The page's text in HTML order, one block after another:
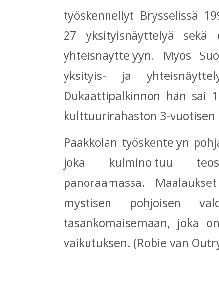
työskennellyt Brysselissä
27 yksityisnäyttelyä sekä
yhteisnäyttelyyn. Myös
yksityis- ja
Dukaattipalkinnon hän sai
kulttuurirahaston 3-
Paakkolan työskentelyn
joka kulminoituu
panoraamassa.
mystisen pohjoisen
tasankomaisemaan, joka
vaikutuksen. (Robie van